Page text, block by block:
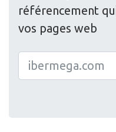
référencement
vos pages web